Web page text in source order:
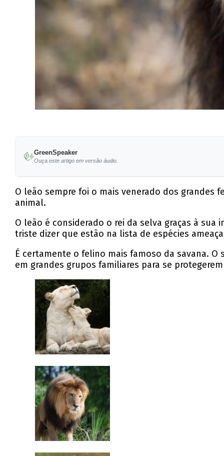
GreenSpeaker
Ouça este artigo em versão áudio.
O leão sempre foi o mais venerado dos grandes
animal.
O leão é considerado o rei da selva graças à
triste dizer que estão na lista de espécies
É certamente o felino mais famoso da savana.
em grandes grupos familiares para se